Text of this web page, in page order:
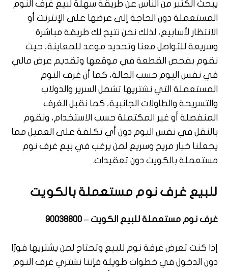
يبحث الكثير من الناس عن طريقة سهلة لبيع غرف النوم
المستعملة دون الحاجة إلى عرضها على الإنترنت أو
الانتظار لأسابيع، لذلك نحن نتيح لك طريقة مباشرة
وسريعة للتواصل معنا وتحديد موعد للمعاينة، حيث
نقوم بفحص القطعة في موقعها وتقديم عرض مالي
في نفس اليوم حسب الحالة، كما أن غرف النوم
المستعملة التي نشتريها تشمل السرير والدولاب
والتسريحة والطاولات الجانبية، كما نقبل الغرف
المنفصلة أو غير المكتملة حسب الاستخدام، ونقوم
بالنقل في نفس اليوم دون أي تكلفة على العميل مما
يجعلنا خيار مريح وسريع لمن يرغب في بيع غرف نوم
مستعملة بالكويت دون تعقيدات.
للبيع غرف نوم مستعملة بالكويت
غرف نوم مستعملة للبيع الكويت – 90038800
إذا كنت تعرض غرفة نوم للبيع وتحتاج لمن يشتريها فورًا
دون الدخول في خطوات طويلة فإننا نشتري غرف النوم